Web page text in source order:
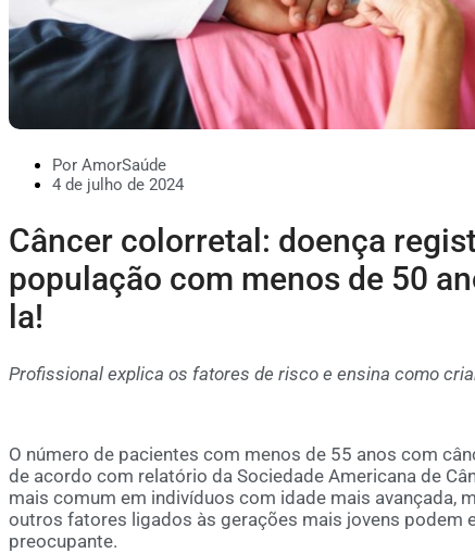
Por AmorSaúde
4 de julho de 2024
Câncer colorretal: doença
população com menos de 50
la!
Profissional explica os fatores de risco e ensina como
O número de pacientes com menos de 55 anos com
de acordo com relatório da Sociedade Americana de
mais comum em indivíduos com idade mais avançada,
outros fatores ligados às gerações mais jovens podem
preocupante.